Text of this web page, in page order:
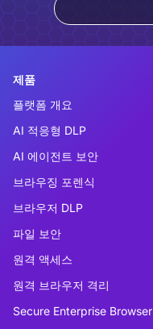
제품
플랫폼 개요
AI 적응형 DLP
AI 에이전트 보안
브라우징 포렌식
브라우저 DLP
파일 보안
원격 액세스
원격 브라우저 격리
Secure Enterprise Browser